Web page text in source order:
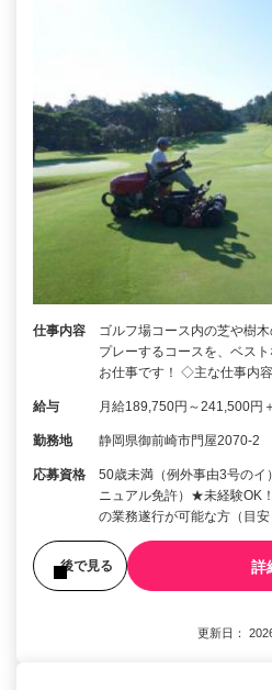
仕事内容
ゴルフ場コース内の芝や樹
プレーするコースを、ベス
お仕事です！ ◇主な仕事内
給与 月給189,750円～241,500
勤務地 静岡県御前崎市門屋2070-2
応募資格
50歳未満（例外事由3号のイ
ニュアル免許）★未経験OK
の業務遂行が可能な方（目安
後で見る 詳
更新日：